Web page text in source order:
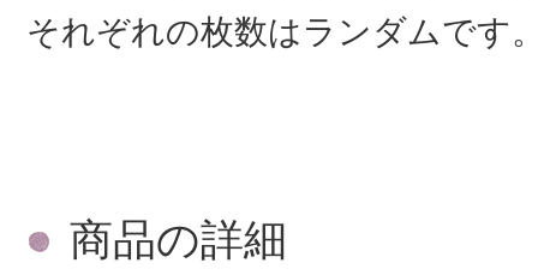
それぞれの枚数はランダムです
商品の詳細